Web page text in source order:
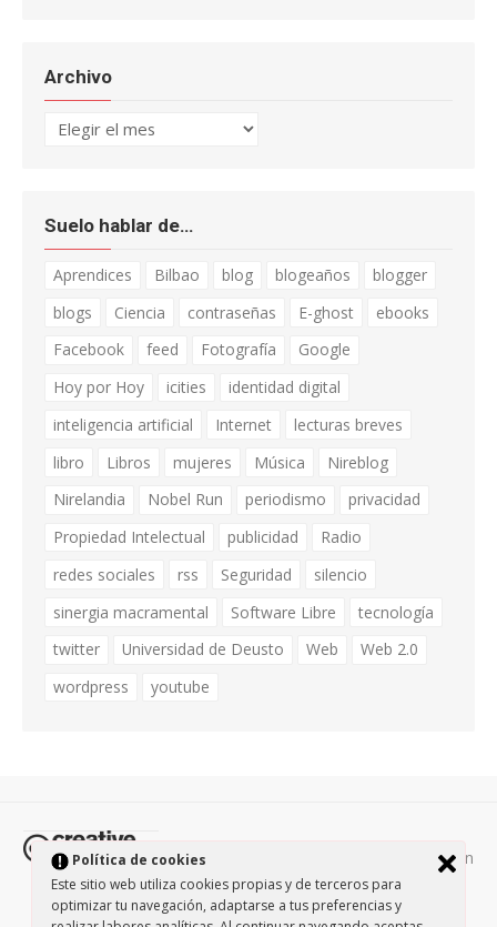
Política de cookies
Este sitio web utiliza cookies propias y de terceros para
optimizar tu navegación, adaptarse a tus preferencias y
Archivo
Archivo
Suelo hablar de…
Aprendices Bilbao blog blogeaños
blogger
blogs
Ciencia contraseñas E-ghost
ebooks
Facebook
feed Fotografía
Google
Hoy por Hoy
icities
identidad digital
inteligencia artificial
Internet
lecturas breves
libro
Libros mujeres Música
Nireblog
Nirelandia
Nobel Run periodismo
privacidad
Propiedad Intelectual
publicidad
Radio
redes sociales
rss Seguridad
silencio
sinergia macramental
Software Libre
tecnología
twitter
Universidad de Deusto Web
Web 2.0
wordpress
youtube
Todos los contenidos de esta página están
protegidos por la licencia Creative Commons Attribution-
NonCommercial-ShareAlike 3.0. / Política de privacidad